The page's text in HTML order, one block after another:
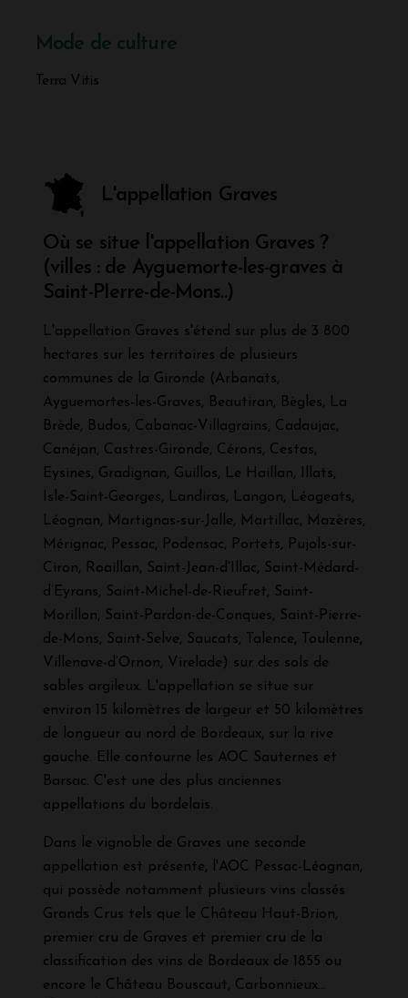
Mode de culture
Terra Vitis
L'appellation Graves
Où se situe l'appellation Graves ?
(villes : de Ayguemorte-les-graves à
Saint-PIerre-de-Mons..)
L'appellation Graves s'étend sur plus de 3 800
hectares sur les territoires de plusieurs
communes de la Gironde (Arbanats,
Ayguemortes-les-Graves, Beautiran, Bègles, La
Brède, Budos, Cabanac-Villagrains, Cadaujac,
Canéjan, Castres-Gironde, Cérons, Cestas,
Eysines, Gradignan, Guillos, Le Haillan, Illats,
Isle-Saint-Georges, Landiras, Langon, Léogeats,
Léognan, Martignas-sur-Jalle, Martillac, Mazères,
Mérignac, Pessac, Podensac, Portets, Pujols-sur-
Ciron, Roaillan, Saint-Jean-d’Illac, Saint-Médard-
d’Eyrans, Saint-Michel-de-Rieufret, Saint-
Morillon, Saint-Pardon-de-Conques, Saint-Pierre-
de-Mons, Saint-Selve, Saucats, Talence, Toulenne,
Villenave-d’Ornon, Virelade) sur des sols de
sables argileux. L'appellation se situe sur
environ 15 kilomètres de largeur et 50 kilomètres
de longueur au nord de Bordeaux, sur la rive
gauche. Elle contourne les AOC Sauternes et
Barsac. C'est une des plus anciennes
appellations du bordelais.
Dans le vignoble de Graves une seconde
appellation est présente, l'AOC Pessac-Léognan,
qui possède notamment plusieurs vins classés
Grands Crus tels que le Château Haut-Brion,
premier cru de Graves et premier cru de la
classification des vins de Bordeaux de 1855 ou
encore le Château Bouscaut, Carbonnieux...